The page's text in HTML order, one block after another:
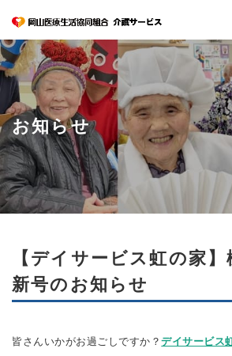
お知らせ
【デイサービス虹の家
新号のお知らせ
皆さんいかがお過ごしですか？デイサービス